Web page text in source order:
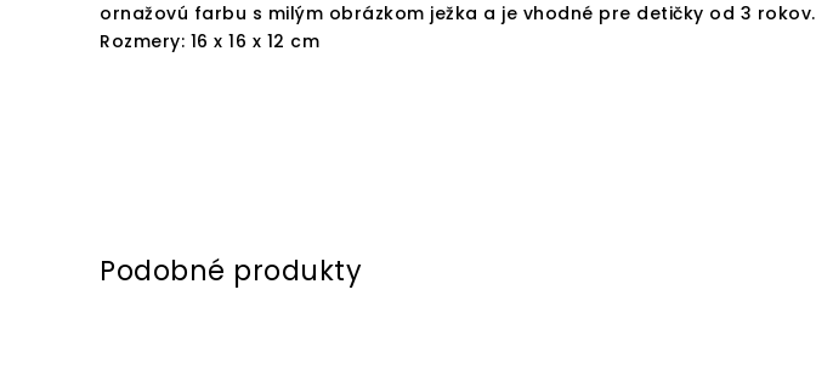
ornažovú farbu s milým obrázkom ježka a je vhodné pre detičky od 3 rokov.
Rozmery: 16 x 16 x 12 cm